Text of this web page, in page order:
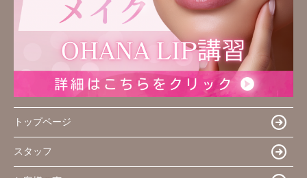
トップページ
スタッフ